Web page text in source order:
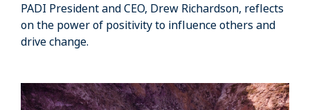
PADI President and CEO, Drew Richardson, reflects
on the power of positivity to influence others and
drive change.